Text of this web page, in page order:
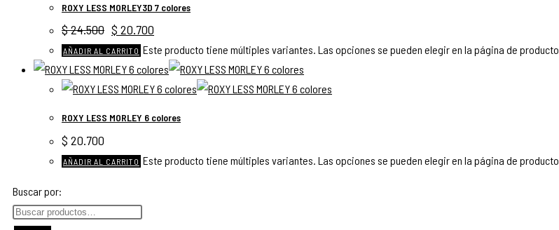
ROXY LESS MORLEY3D 7 colores
$24.500 $ 20.700
AÑADIR AL CARRITO Este producto tiene múltiples variantes. Las opciones se pueden elegir en la página de producto
ROXY LESS MORLEY 6 colores
$ 20.700
AÑADIR AL CARRITO Este producto tiene múltiples variantes. Las opciones se pueden elegir en la página de producto
Buscar por: